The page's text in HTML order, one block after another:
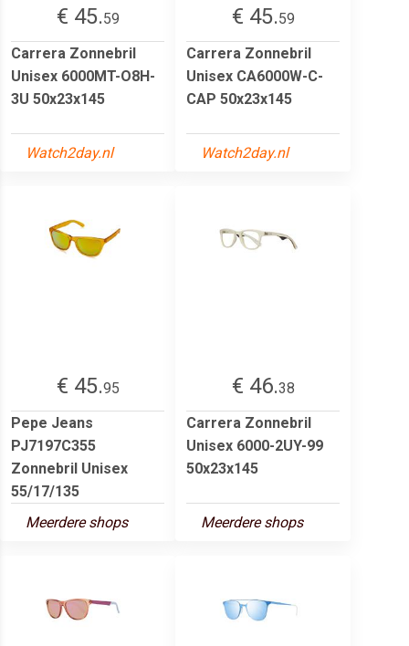
€ 45.59
Carrera Zonnebril
Unisex 6000MT-O8H-
3U 50x23x145
Watch2day.nl
€ 45.59
Carrera Zonnebril
Unisex CA6000W-C-
CAP 50x23x145
Watch2day.nl
€ 45.95
Pepe Jeans
PJ7197C355
Zonnebril Unisex
55/17/135
Meerdere shops
€ 46.38
Carrera Zonnebril
Unisex 6000-2UY-99
50x23x145
Meerdere shops